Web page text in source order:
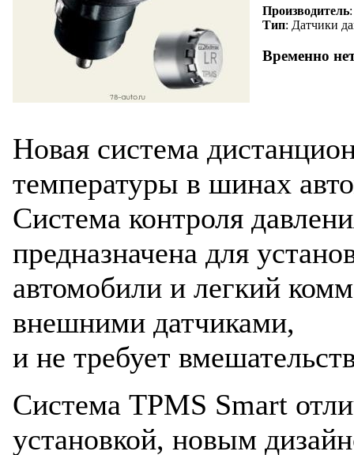
Производитель
Тип: Датчики
Временно
Новая система
температуры в шинах
Система контроля
предназначена для
автомобили и легкий
внешними датчиками,
и не требует
Система TPMS Smart
установкой, новым